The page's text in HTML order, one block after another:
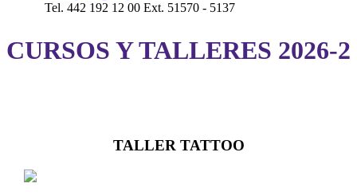
Tel. 442 192 12 00 Ext. 51570 - 5137
CURSOS Y TALLERES 2026-2
TALLER TATTOO